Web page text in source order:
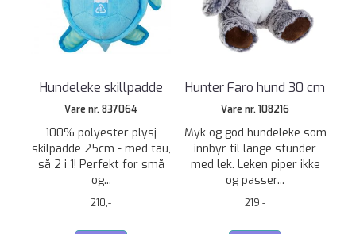
Hundeleke skillpadde
Vare nr. 837064
100% polyester plysj
skilpadde 25cm - med tau,
så 2 i 1! Perfekt for små
og...
210,-
Hunter Faro hund 30 cm
Vare nr. 108216
Myk og god hundeleke som
innbyr til lange stunder
med lek. Leken piper ikke
og passer...
219,-